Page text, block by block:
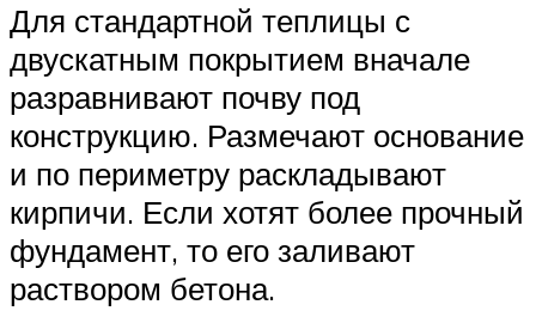
Для стандартной теплицы с
двускатным покрытием вначале
разравнивают почву под
конструкцию. Размечают основание
и по периметру раскладывают
кирпичи. Если хотят более прочный
фундамент, то его заливают
раствором бетона.